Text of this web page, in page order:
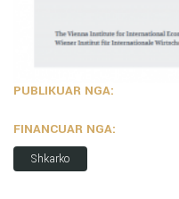
PUBLIKUAR NGA:
FINANCUAR NGA:
Shkarko